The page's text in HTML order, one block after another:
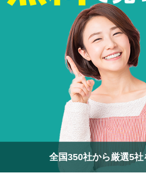
全国350社から厳選5社